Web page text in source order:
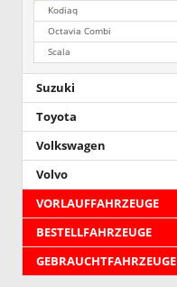
Kodiaq
Octavia Combi
Scala
Suzuki
Toyota
Volkswagen
Volvo
VORLAUFFAHRZEUGE
BESTELLFAHRZEUGE
GEBRAUCHTFAHRZEUGE